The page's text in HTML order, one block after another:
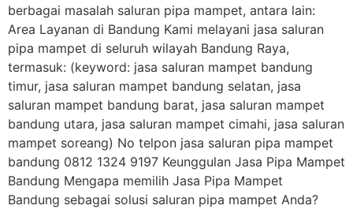
berbagai masalah saluran pipa mampet, antara lain:
Area Layanan di Bandung Kami melayani jasa saluran
pipa mampet di seluruh wilayah Bandung Raya,
termasuk: (keyword: jasa saluran mampet bandung
timur, jasa saluran mampet bandung selatan, jasa
saluran mampet bandung barat, jasa saluran mampet
bandung utara, jasa saluran mampet cimahi, jasa saluran
mampet soreang) No telpon jasa saluran pipa mampet
bandung 0812 1324 9197 Keunggulan Jasa Pipa Mampet
Bandung Mengapa memilih Jasa Pipa Mampet
Bandung sebagai solusi saluran pipa mampet Anda?